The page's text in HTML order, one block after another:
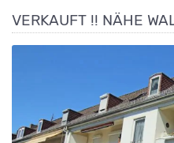
VERKAUFT !! NÄHE